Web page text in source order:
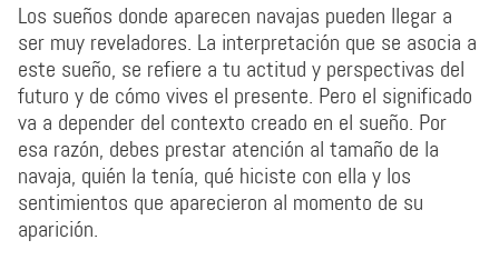
Los sueños donde aparecen navajas pueden llegar a
ser muy reveladores. La interpretación que se asocia a
este sueño, se refiere a tu actitud y perspectivas del
futuro y de cómo vives el presente. Pero el significado
va a depender del contexto creado en el sueño. Por
esa razón, debes prestar atención al tamaño de la
navaja, quién la tenía, qué hiciste con ella y los
sentimientos que aparecieron al momento de su
aparición.